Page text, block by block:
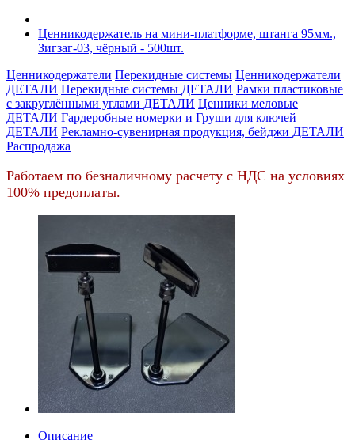
Ценникодержатель на мини-платформе, штанга 95мм.,
Зигзаг-03, чёрный - 500шт.
Ценникодержатели Перекидные системы Ценникодержатели
ДЕТАЛИ Перекидные системы ДЕТАЛИ Рамки пластиковые
c закруглёнными углами ДЕТАЛИ Ценники меловые
ДЕТАЛИ Гардеробные номерки и Груши для ключей
ДЕТАЛИ Рекламно-сувенирная продукция, бейджи ДЕТАЛИ
Распродажа
Работаем по безналичному расчету с НДС на условиях
100% предоплаты.
Описание